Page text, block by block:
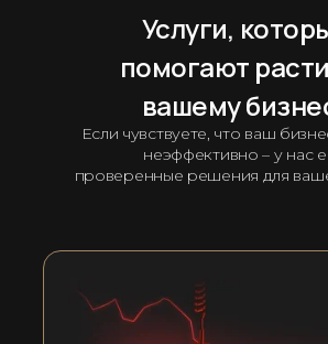
Услуги,
помогают расти
вашему
Если чувствуете, что ваш
неэффективно – у нас
проверенные решения для